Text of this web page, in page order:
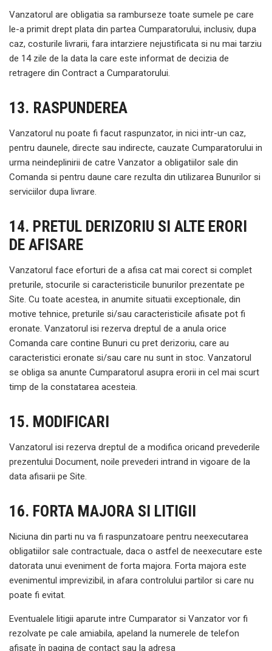
Vanzatorul are obligatia sa ramburseze toate sumele pe care
le-a primit drept plata din partea Cumparatorului, inclusiv, dupa
caz, costurile livrarii, fara intarziere nejustificata si nu mai tarziu
de 14 zile de la data la care este informat de decizia de
retragere din Contract a Cumparatorului.
13. RASPUNDEREA
Vanzatorul nu poate fi facut raspunzator, in nici intr-un caz,
pentru daunele, directe sau indirecte, cauzate Cumparatorului in
urma neindeplinirii de catre Vanzator a obligatiilor sale din
Comanda si pentru daune care rezulta din utilizarea Bunurilor si
serviciilor dupa livrare.
14. PRETUL DERIZORIU SI ALTE ERORI
DE AFISARE
Vanzatorul face eforturi de a afisa cat mai corect si complet
preturile, stocurile si caracteristicile bunurilor prezentate pe
Site. Cu toate acestea, in anumite situatii exceptionale, din
motive tehnice, preturile si/sau caracteristicile afisate pot fi
eronate. Vanzatorul isi rezerva dreptul de a anula orice
Comanda care contine Bunuri cu pret derizoriu, care au
caracteristici eronate si/sau care nu sunt in stoc. Vanzatorul
se obliga sa anunte Cumparatorul asupra erorii in cel mai scurt
timp de la constatarea acesteia.
15. MODIFICARI
Vanzatorul isi rezerva dreptul de a modifica oricand prevederile
prezentului Document, noile prevederi intrand in vigoare de la
data afisarii pe Site.
16. FORTA MAJORA SI LITIGII
Niciuna din parti nu va fi raspunzatoare pentru neexecutarea
obligatiilor sale contractuale, daca o astfel de neexecutare este
datorata unui eveniment de forta majora. Forta majora este
evenimentul imprevizibil, in afara controlului partilor si care nu
poate fi evitat.
Eventualele litigii aparute intre Cumparator si Vanzator vor fi
rezolvate pe cale amiabila, apeland la numerele de telefon
afișate în pagina de contact sau la adresa